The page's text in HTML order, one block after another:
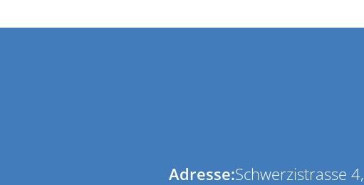
Adresse:Schwerzistrasse 4,